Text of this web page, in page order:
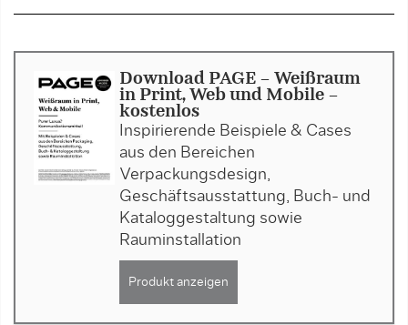
Download PAGE - Weißraum
in Print, Web und Mobile -
kostenlos
Inspirierende Beispiele & Cases
aus den Bereichen
Verpackungsdesign,
Geschäftsausstattung, Buch- und
Kataloggestaltung sowie
Rauminstallation
Produkt anzeigen